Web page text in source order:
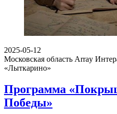
2025-05-12
Московская область Array
«Лыткарино»
Программа
Победы»